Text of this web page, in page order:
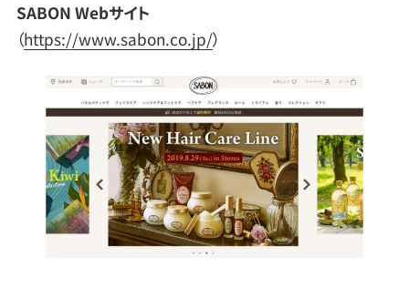
SABON Webサイト
（https://www.sabon.co.jp/）